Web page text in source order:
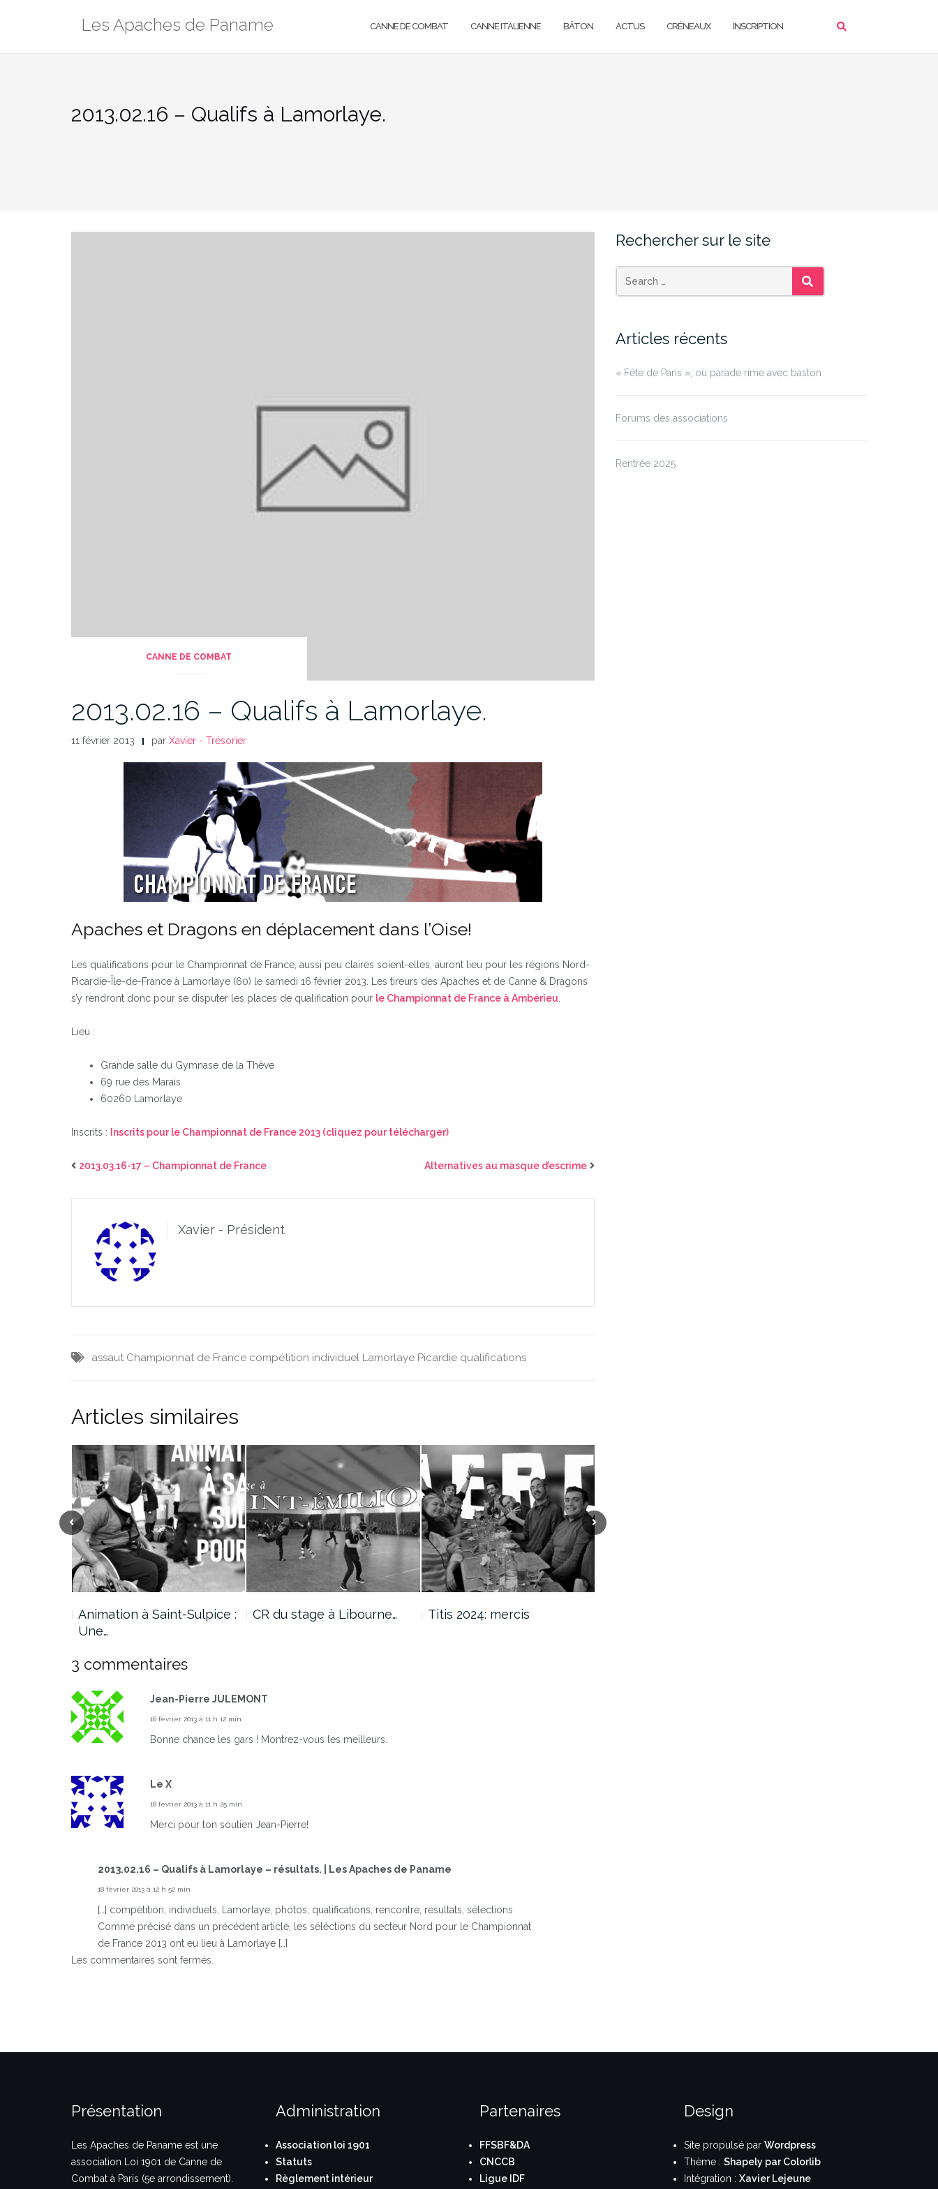
Les Apaches de Paname CANNE DE COMBAT CANNE ITALIENNE BÂTON ACTUS CRÉNEAUX INSCRIPTION
2013.02.16 – Qualifs à Lamorlaye.
CANNE DE COMBAT
2013.02.16 – Qualifs à Lamorlaye.
11 février 2013 par Xavier - Trésorier
Apaches et Dragons en déplacement dans l’Oise!
Les qualifications pour le Championnat de France, aussi peu claires soient-elles, auront lieu pour les régions Nord-
Picardie-Île-de-France à Lamorlaye (60) le samedi 16 février 2013. Les tireurs des Apaches et de Canne & Dragons
s’y rendront donc pour se disputer les places de qualification pour le Championnat de France à Ambérieu
Lieu :
Grande salle du Gymnase de la Thève
69 rue des Marais
60260 Lamorlaye
Inscrits : Inscrits pour le Championnat de France 2013 (cliquez pour télécharger)
2013.03.16-17 – Championnat de France Alternatives au masque d’escrime
Xavier - Président
assaut Championnat de France compétition individuel Lamorlaye Picardie qualifications
Articles similaires
Animation à Saint-Sulpice :
Une…
CR du stage à Libourne… Titis 2024: mercis
3 commentaires
Jean-Pierre JULEMONT
16 février 2013 à 11 h 12 min
Bonne chance les gars ! Montrez-vous les meilleurs.
Le X
18 février 2013 à 11 h 25 min
Merci pour ton soutien Jean-Pierre!
2013.02.16 – Qualifs à Lamorlaye – résultats. | Les Apaches de Paname
18 février 2013 à 12 h 52 min
[…] compétition, individuels, Lamorlaye, photos, qualifications, rencontre, résultats, sélections
Comme précisé dans un précédent article, les séléctions du secteur Nord pour le Championnat
de France 2013 ont eu lieu à Lamorlaye […]
Les commentaires sont fermés.
Rechercher sur le site
SEARCH
Articles récents
« Fête de Paris », où parade rime avec baston
Forums des associations
Rentrée 2025
Présentation
Les Apaches de Paname est une
association Loi 1901 de Canne de
Combat à Paris (5e arrondissement).
Administration
Association loi 1901
Statuts
Règlement intérieur
Partenaires
FFSBF&DA
CNCCB
Ligue IDF
Design
Site propulsé par Wordpress
Thème : Shapely par Colorlib
Intégration : Xavier Lejeune